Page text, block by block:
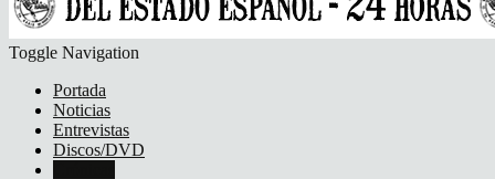
Toggle Navigation
Portada
Noticias
Entrevistas
Discos/DVD